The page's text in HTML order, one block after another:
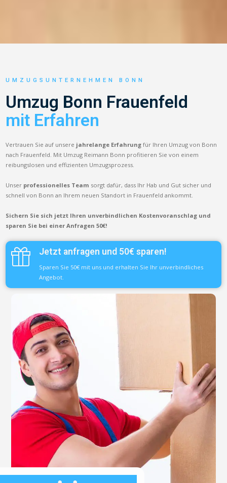
UMZUGSUNTERNEHMEN BONN
Umzug Bonn Frauenfeld
mit Erfahren
Vertrauen Sie auf unsere jahrelange Erfahrung für Ihren Umzug von Bonn
nach Frauenfeld. Mit Umzug Reimann Bonn profitieren Sie von einem
reibungslosen und effizienten Umzugsprozess.
Unser professionelles Team sorgt dafür, dass Ihr Hab und Gut sicher und
schnell von Bonn an Ihrem neuen Standort in Frauenfeld ankommt.
Sichern Sie sich jetzt Ihren unverbindlichen Kostenvoranschlag und
sparen Sie bei einer Anfragen 50€!
Jetzt anfragen und 50€ sparen!
Sparen Sie 50€ mit uns und erhalten Sie Ihr unverbindliches
Angebot.